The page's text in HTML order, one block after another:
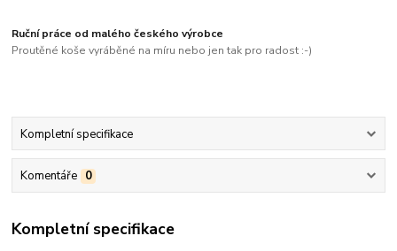
Ruční práce od malého českého výrobce
Proutěné koše vyráběné na míru nebo jen tak pro radost :-)
Kompletní specifikace
Komentáře 0
Kompletní specifikace